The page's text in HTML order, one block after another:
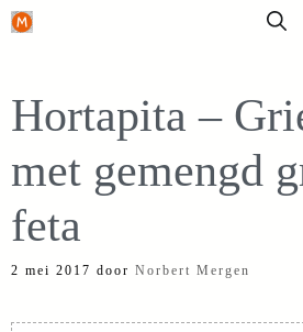
Ga
inhoud
Hortapita –
met gemengd
feta
2 mei 2017 door Norbert Mergen